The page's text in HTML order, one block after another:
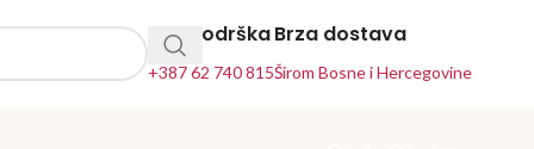
24h Podrška
+387 62 740 815
Brza dostava
Širom Bosne i Hercegovine